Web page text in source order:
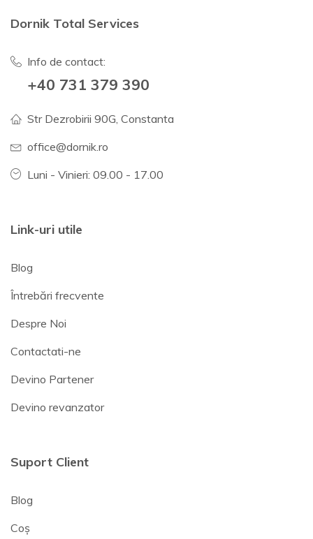
Dornik Total Services
Info de contact:
+40 731 379 390
Str Dezrobirii 90G, Constanta
office@dornik.ro
Luni - Vinieri: 09.00 - 17.00
Link-uri utile
Blog
Întrebări frecvente
Despre Noi
Contactati-ne
Devino Partener
Devino revanzator
Suport Client
Blog
Coș